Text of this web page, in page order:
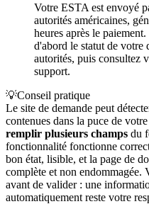
Votre ESTA est envoyé
autorités américaines,
heures après le
d'abord le statut de votre
autorités, puis consultez
support.
💡Conseil pratique
Le site de demande peut
contenues dans la puce de
remplir plusieurs champs du
fonctionnalité fonctionne
bon état, lisible, et la page de
complète et non
avant de valider : une
automatiquement reste votre